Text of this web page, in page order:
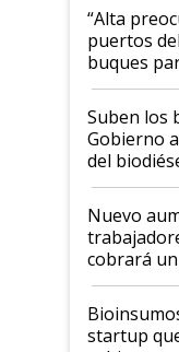
“Alta
puertos
buques
la medida
prácticos
Suben los
Gobierno
del
Nuevo
cobrará un
startup